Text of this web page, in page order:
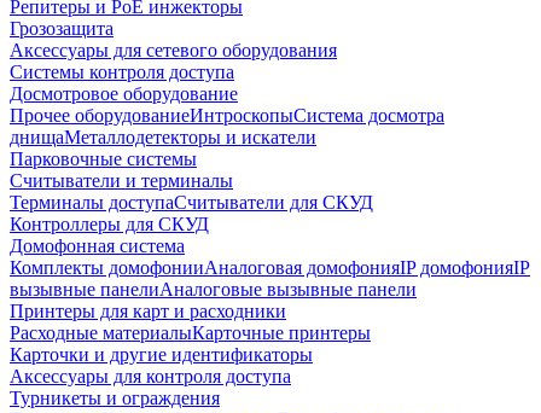
Репитеры и PoE инжекторы
Грозозащита
Аксессуары для сетевого оборудования
Системы контроля доступа
Досмотровое оборудование
Прочее оборудованиеИнтроскопыСистема досмотра
днищаМеталлодетекторы и искатели
Парковочные системы
Считыватели и терминалы
Терминалы доступаСчитыватели для СКУД
Контроллеры для СКУД
Домофонная система
Комплекты домофонииАналоговая домофонияIP домофонияIP
вызывные панелиАналоговые вызывные панели
Принтеры для карт и расходники
Расходные материалыКарточные принтеры
Карточки и другие идентификаторы
Аксессуары для контроля доступа
Турникеты и ограждения